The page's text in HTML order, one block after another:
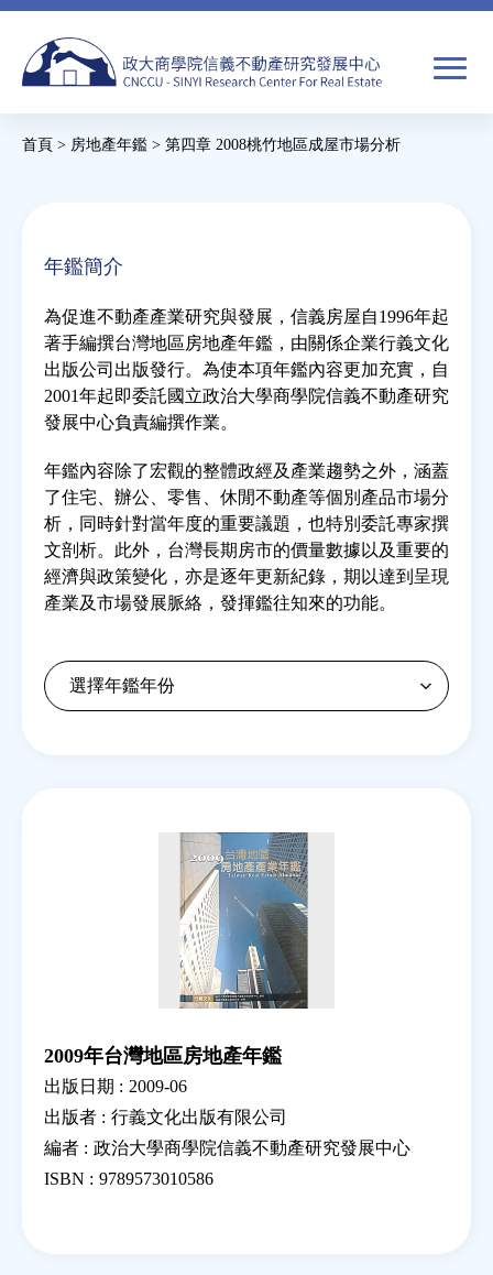
Jump
navigation
表
搜
焦點新聞
教育推廣
房市分析
研究獎勵
房地產年鑑
電子報
這
首頁 > 房地產年鑑 > 第四章 2008桃竹地區成屋市場分析
年鑑簡介
為促進不動產產業研究與發展，信義房屋自1996年起
著手編撰台灣地區房地產年鑑，由關係企業行義文化
出版公司出版發行。為使本項年鑑內容更加充實，自
2001年起即委託國立政治大學商學院信義不動產研究
發展中心負責編撰作業。
年鑑內容除了宏觀的整體政經及產業趨勢之外，涵蓋
了住宅、辦公、零售、休閒不動產等個別產品市場分
析，同時針對當年度的重要議題，也特別委託專家撰
文剖析。此外，台灣長期房市的價量數據以及重要的
經濟與政策變化，亦是逐年更新紀錄，期以達到呈現
產業及市場發展脈絡，發揮鑑往知來的功能。
2009年台灣地區房地產年鑑
出版日期 : 2009-06
出版者 : 行義文化出版有限公司
編者 : 政治大學商學院信義不動產研究發展中心
ISBN : 9789573010586